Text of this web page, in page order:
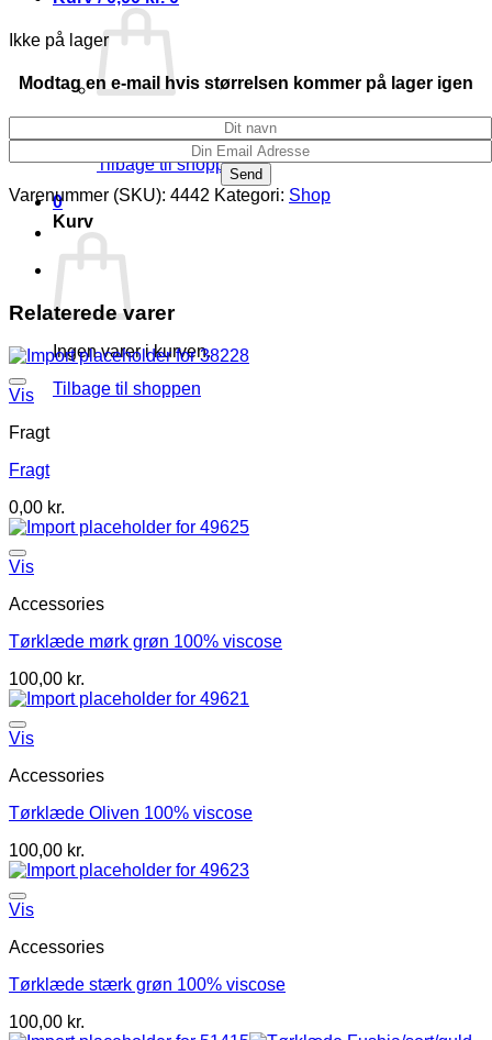
Ingen varer i kurven.
Tilbage til shoppen
0
Kurv
Ingen varer i kurven.
Tilbage til shoppen
Ikke på lager
Modtag en e-mail hvis størrelsen kommer på lager igen
Varenummer (SKU): 4442 Kategori: Shop
Relaterede varer
Vis
Fragt
Fragt
0,00 kr.
Vis
Accessories
Tørklæde mørk grøn 100% viscose
100,00 kr.
Vis
Accessories
Tørklæde Oliven 100% viscose
100,00 kr.
Vis
Accessories
Tørklæde stærk grøn 100% viscose
100,00 kr.